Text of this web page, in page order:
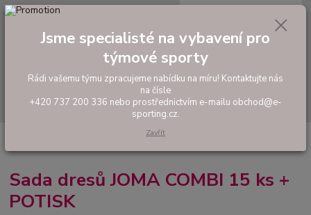
Hledat
tel: +420 737 200 336
0,00 Kč
Akční sady dresů
COMBI 15 ks + POTISK
Sada dresů JOMA COMBI 15 ks +
POTISK
Jsme specialisté na vybavení pro
týmové sporty
Rádi vašemu týmu zpracujeme nabídku na míru! Kontaktujte nás
na čísle
+420 737 200 336 nebo prostřednictvím e-mailu obchod@e-
sporting.cz.
Zavřít